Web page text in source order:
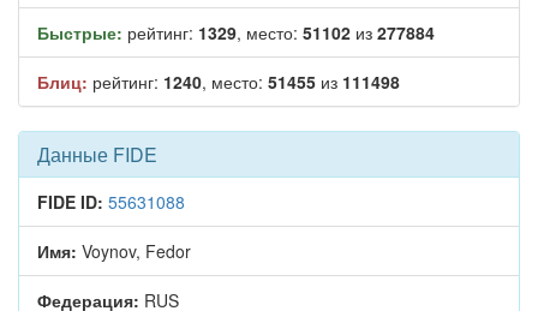
Быстрые: рейтинг: 1329, место: 51102 из 277884
Блиц: рейтинг: 1240, место: 51455 из 111498
Данные FIDE
FIDE ID: 55631088
Имя: Voynov, Fedor
Федерация: RUS